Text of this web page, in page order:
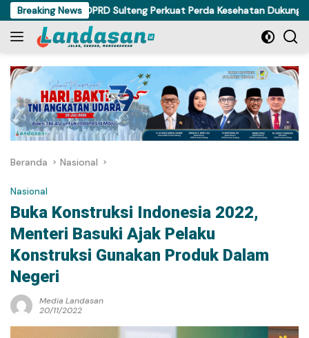
Langsung
ke
konten
Breaking News
Komisi IV DPRD Sulteng Perkuat Perda Kesehatan Dukung
Beranda Nasional
Nasional
Buka Konstruksi Indonesia 2022,
Menteri Basuki Ajak Pelaku
Konstruksi Gunakan Produk Dalam
Negeri
Media Landasan
20/11/2022